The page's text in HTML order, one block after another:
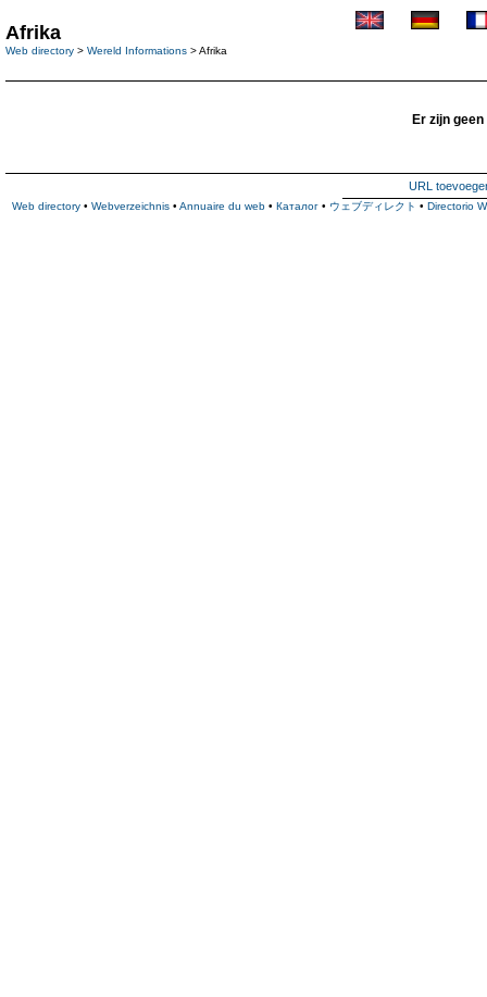
Afrika
Web directory > Wereld Informations > Afrika
Er zijn
URL
Web directory • Webverzeichnis • Annuaire du web • Каталог • ウェブディレクト • Directorio